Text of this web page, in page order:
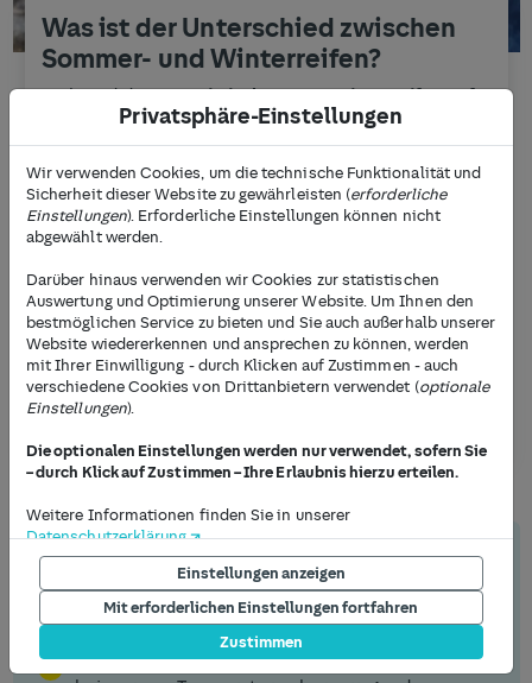
Privatsphäre-Einstellungen
Wir verwenden Cookies, um die technische Funktionalität und
Sicherheit dieser Website zu gewährleisten (erforderliche
Einstellungen). Erforderliche Einstellungen können nicht
abgewählt werden.
Darüber hinaus verwenden wir Cookies zur statistischen
Auswertung und Optimierung unserer Website. Um Ihnen den
bestmöglichen Service zu bieten und Sie auch außerhalb unserer
Website wiedererkennen und ansprechen zu können, werden
mit Ihrer Einwilligung - durch Klicken auf Zustimmen - auch
verschiedene Cookies von Drittanbietern verwendet (optionale
Einstellungen).
Die optionalen Einstellungen werden nur verwendet, sofern Sie
– durch Klick auf Zustimmen – Ihre Erlaubnis hierzu erteilen.
Weitere Informationen finden Sie in unserer
Datenschutzerklärung
.
Die Möglichkeit, Ihre Einstellungen jederzeit anzupassen, finden
Sie am Ende jeder Seite unter dem Punkt "Privatsphäre
Einstellungen". Um Einstellungen jetzt vorzunehmen, drücken
Sie auf den Button "Einstellungen anzeigen" unterhalb dieses
Textes.
Einstellungen anzeigen
Mit erforderlichen Einstellungen fortfahren
Zustimmen
Was ist der Unterschied zwischen
Sommer- und Winterreifen?
Während dieGummimischung von Winterreifen auf
kalte Temperaturen und Straßen mit Schnee und Eis
ausgelegtist, eignen sichSommerreifen für eine
optimale Performance auf warmer Fahrbahn.Ein
großer Unterschied zwischen Sommer- und
Winterreifen besteht auch in den Profil-Lamellen zur
Bodenhaftung. Wie Du Winterreifen und
Du mit welchem Reifentyp die richtige Wahl triffst,
erfährst Du im Ratgeber. Wir unterstützen Dich bei
allen Fragen rund um Deinen Reifenwechsel – egal,
ob im Sommer oder Winter.
Das Wichtigste zum Unterscheiden
von Sommer- und Winterreifen auf
einen Blick
Optimale Bodenhaftung: Sommerreifen bieten